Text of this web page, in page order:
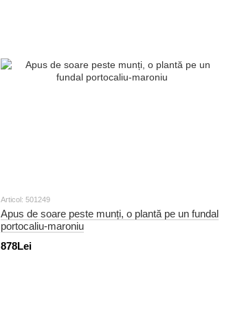
Articol: 501249
Apus de soare peste munți, o plantă pe un fundal
portocaliu-maroniu
878Lei